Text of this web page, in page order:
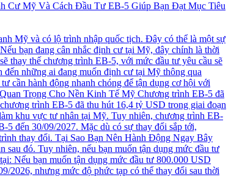
Cư Mỹ Và Cách Đầu Tư EB-5 Giúp Bạn Đạt Mục Tiêu